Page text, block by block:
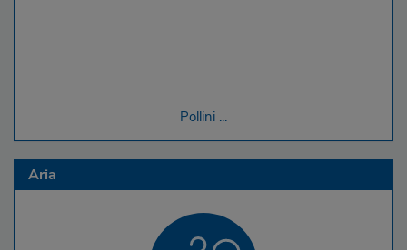
Pollini ...
Aria